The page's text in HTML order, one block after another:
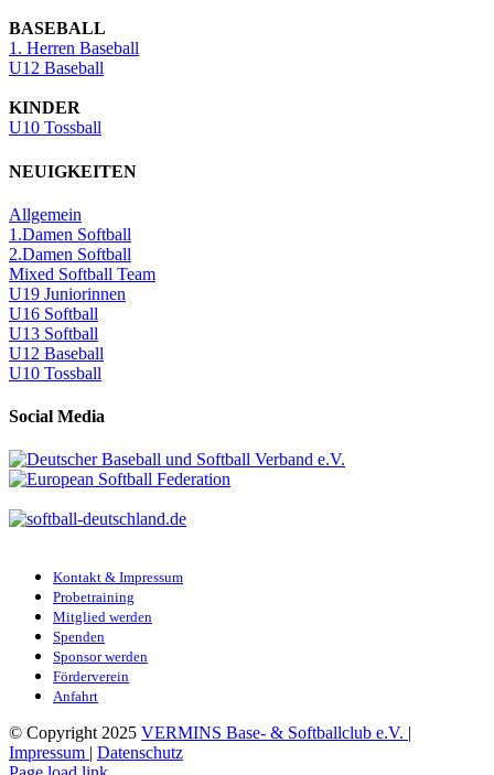
BASEBALL
1. Herren Baseball
U12 Baseball
KINDER
U10 Tossball
NEUIGKEITEN
Allgemein
1.Damen Softball
2.Damen Softball
Mixed Softball Team
U19 Juniorinnen
U16 Softball
U13 Softball
U12 Baseball
U10 Tossball
Social Media
Kontakt & Impressum
Probetraining
Mitglied werden
Spenden
Sponsor werden
Förderverein
Anfahrt
© Copyright 2025 VERMINS Base- & Softballclub e.V.
Impressum
Datenschutz